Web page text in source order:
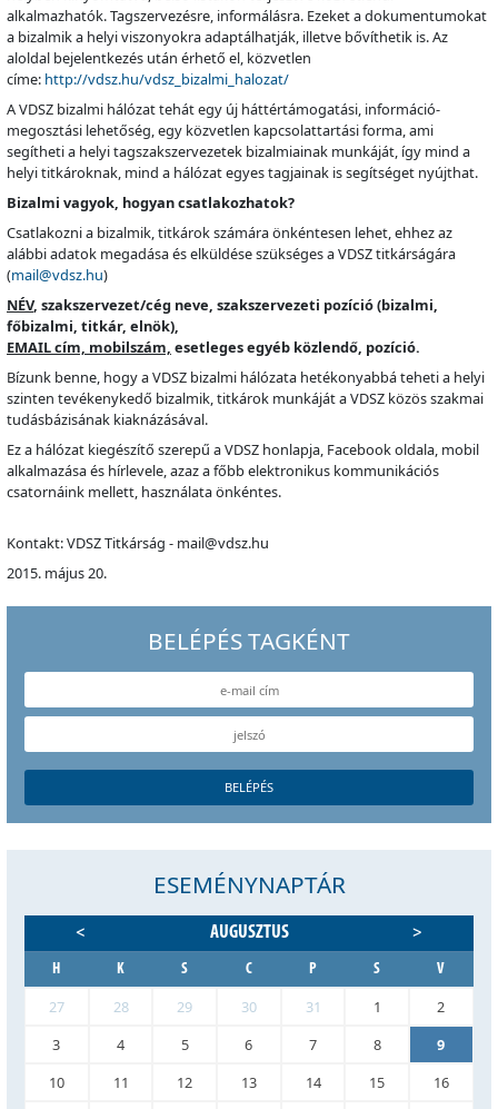
alkalmazhatók. Tagszervezésre, informálásra. Ezeket a dokumentumokat
a bizalmik a helyi viszonyokra adaptálhatják, illetve bővíthetik is. Az
aloldal bejelentkezés után érhető el, közvetlen
címe: http://vdsz.hu/vdsz_bizalmi_halozat/
A VDSZ bizalmi hálózat tehát egy új háttértámogatási, információ-
megosztási lehetőség, egy közvetlen kapcsolattartási forma, ami
segítheti a helyi tagszakszervezetek bizalmiainak munkáját, így mind a
helyi titkároknak, mind a hálózat egyes tagjainak is segítséget nyújthat.
Bizalmi vagyok, hogyan csatlakozhatok?
Csatlakozni a bizalmik, titkárok számára önkéntesen lehet, ehhez az
alábbi adatok megadása és elküldése szükséges a VDSZ titkárságára
(mail@vdsz.hu)
NÉV, szakszervezet/cég neve, szakszervezeti pozíció (bizalmi,
főbizalmi, titkár, elnök),
EMAIL cím, mobilszám, esetleges egyéb közlendő, pozíció.
Bízunk benne, hogy a VDSZ bizalmi hálózata hetékonyabbá teheti a helyi
szinten tevékenykedő bizalmik, titkárok munkáját a VDSZ közös szakmai
tudásbázisának kiaknázásával.
Ez a hálózat kiegészítő szerepű a VDSZ honlapja, Facebook oldala, mobil
alkalmazása és hírlevele, azaz a főbb elektronikus kommunikációs
csatornáink mellett, használata önkéntes.
Kontakt: VDSZ Titkárság - mail@vdsz.hu
2015. május 20.
BELÉPÉS TAGKÉNT
ESEMÉNYNAPTÁR
< AUGUSZTUS >
H K S C P S V
27 28 29 30 31 1
2
3
4 5 6 7 8
9
10
11 12 13 14 15
16